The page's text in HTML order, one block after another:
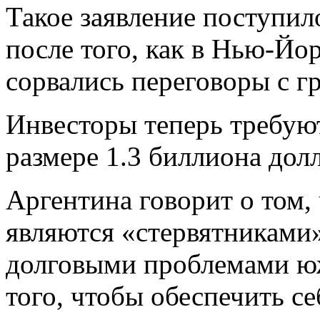
Такое заявление
после того, как в Нью-
сорвались переговоры с
Инвесторы теперь
размере 1.3 биллиона
Аргентина говорит о
являются
долговыми проблемами
того, чтобы обеспечить